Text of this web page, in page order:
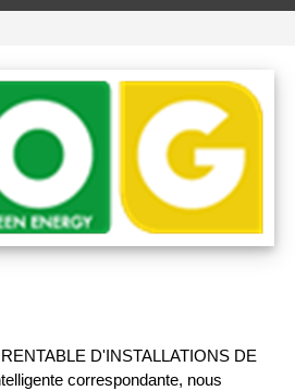
D'INSTALLATIONS DE
correspondante, nous